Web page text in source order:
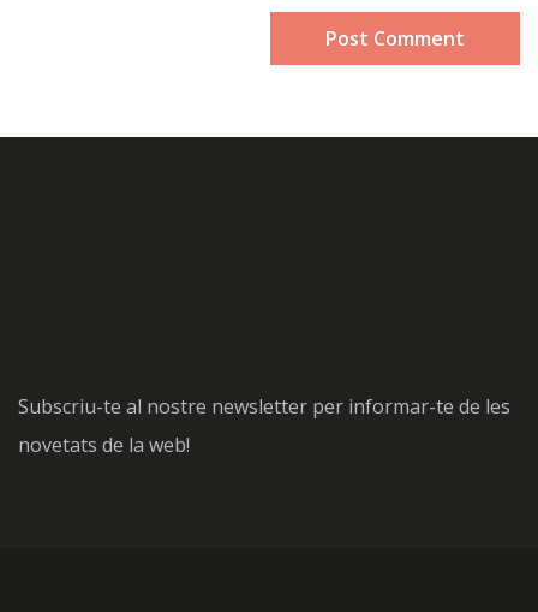
Subscriu-te al nostre newsletter per informar-te de les
novetats de la web!